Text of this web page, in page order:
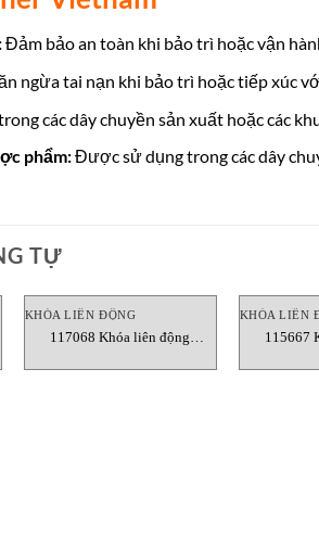
Đảm bảo an toàn khi bảo trì hoặc vận
ngừa tai nạn khi bảo trì hoặc tiếp xúc
các dây chuyền sản xuất hoặc các
phẩm:Được sử dụng trong các dây
TỰ
KHÓA LIÊN ĐỘNG
117068 Khóa liên động
KHÓA LIÊN
115667